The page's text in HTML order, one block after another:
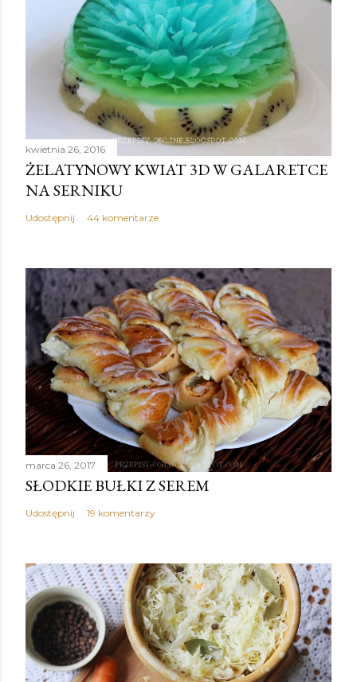
kwietnia 26, 2016
ŻELATYNOWY KWIAT 3D W GALARETCE
NA SERNIKU
Udostępnij 44 komentarze
marca 26, 2017
SŁODKIE BUŁKI Z SEREM
Udostępnij 19 komentarzy